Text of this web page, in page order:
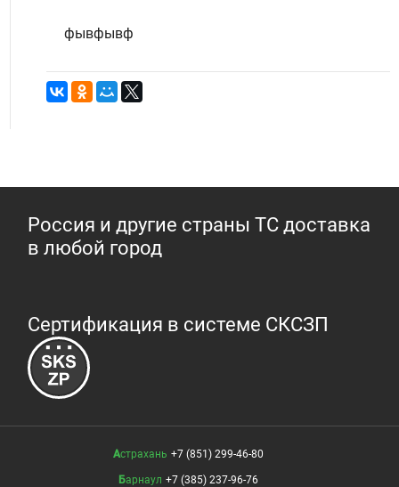
фывфывф
Россия и другие страны ТС доставка
в любой город
Сертификация в системе СКСЗП
Астрахань +7 (851) 299-46-80
Барнаул +7 (385) 237-96-76